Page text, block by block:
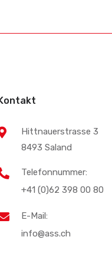
Hittnauerstrasse 3
8493 Saland
Telefonnummer:
+41 (0)62 398 00 80
E-Mail:
info@ass.ch